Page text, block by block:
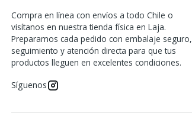
Compra en línea con envíos a todo Chile o
visítanos en nuestra tienda física en Laja.
Preparamos cada pedido con embalaje seguro,
seguimiento y atención directa para que tus
productos lleguen en excelentes condiciones.
Síguenos